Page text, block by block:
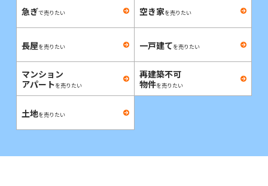
急ぎで売りたい 空き家を売りたい
長屋を売りたい 一戸建てを売りたい
マンション
アパートを売りたい
再建築不可
物件を売りたい
土地を売りたい